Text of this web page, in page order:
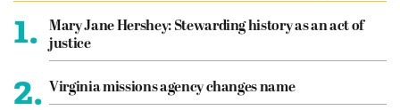
1.
Mary Jane Hershey: Stewarding history as an act of
justice
2. Virginia missions agency changes name